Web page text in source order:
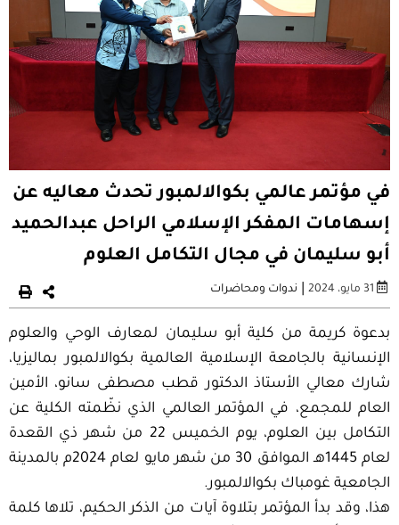
في مؤتمر عالمي بكوالالمبور تحدث معاليه عن
إسهامات المفكر الإسلامي الراحل عبدالحميد
أبو سليمان في مجال التكامل العلوم
31 مايو، 2024 | ندوات ومحاضرات
بدعوة كريمة من كلية أبو سليمان لمعارف الوحي والعلوم
الإنسانية بالجامعة الإسلامية العالمية بكوالالمبور بماليزيا،
شارك معالي الأستاذ الدكتور قطب مصطفى سانو، الأمين
العام للمجمع، في المؤتمر العالمي الذي نظّمته الكلية عن
التكامل بين العلوم، يوم الخميس 22 من شهر ذي القعدة
لعام 1445هـ الموافق 30 من شهر مايو لعام 2024م بالمدينة
الجامعية غومباك بكوالالمبور.
هذا، وقد بدأ المؤتمر بتلاوة آيات من الذكر الحكيم، تلاها كلمة